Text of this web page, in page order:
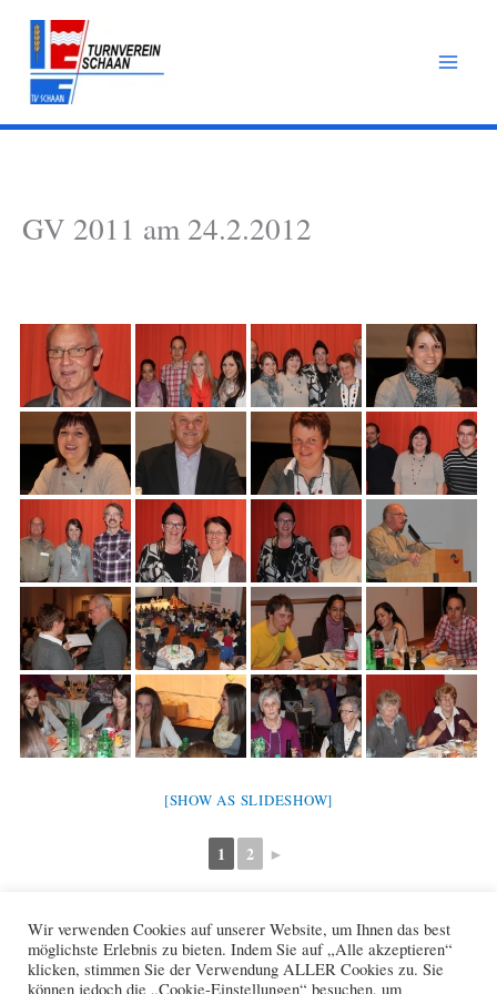
Zum
Inhalt
springen
GV 2011 am 24.2.2012
[SHOW AS SLIDESHOW]
1 2 ►
F
a
c
W
h
a
X
Wir verwenden Cookies auf unserer Website, um Ihnen das best
möglichste Erlebnis zu bieten. Indem Sie auf „Alle akzeptieren“
klicken, stimmen Sie der Verwendung ALLER Cookies zu. Sie
können jedoch die „Cookie-Einstellungen“ besuchen, um